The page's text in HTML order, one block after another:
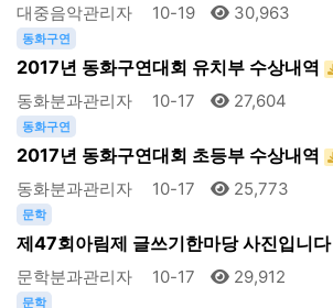
대중음악관리자 10-19 30,963
동화구연
2017년 동화구연대회 유치부 수상내역
동화분과관리자 10-17 27,604
동화구연
2017년 동화구연대회 초등부 수상내역
동화분과관리자 10-17 25,773
문학
제47회아림제 글쓰기한마당 사진입니다
문학분과관리자 10-17 29,912
문학